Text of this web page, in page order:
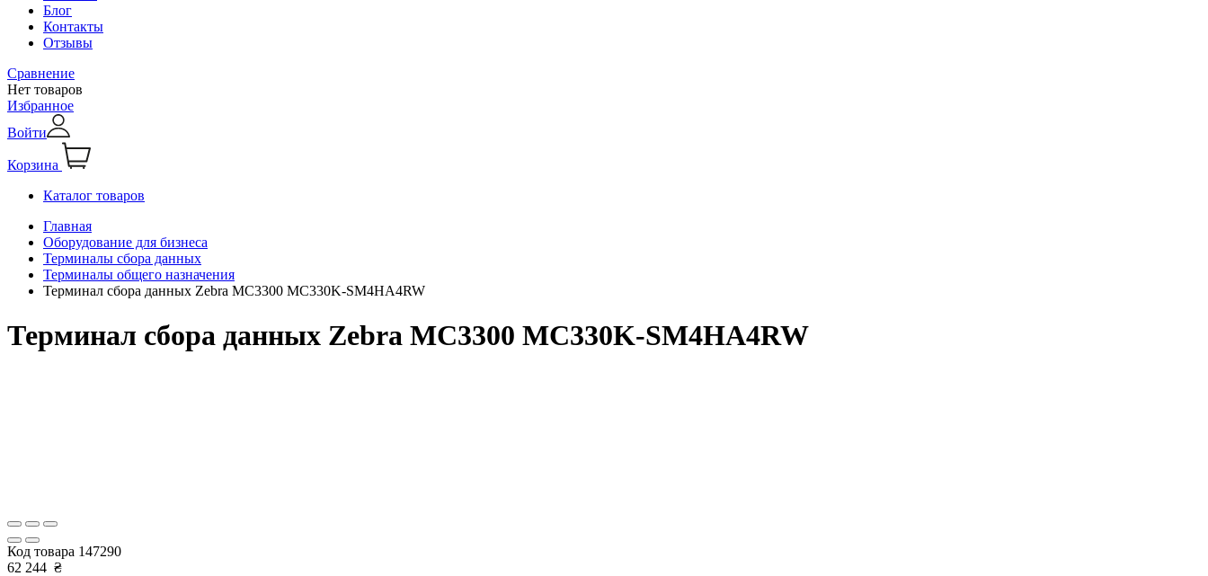
Блог
Контакты
Отзывы
Сравнение
Нет товаров
Избранное
Войти
Корзина
Каталог товаров
Главная
Оборудование для бизнеса
Терминалы сбора данных
Терминалы общего назначения
Терминал сбора данных Zebra MC3300 MC330K-SM4HA4RW
Терминал сбора данных Zebra MC3300 MC330K-SM4HA4RW
Код товара 147290
62 244 ₴